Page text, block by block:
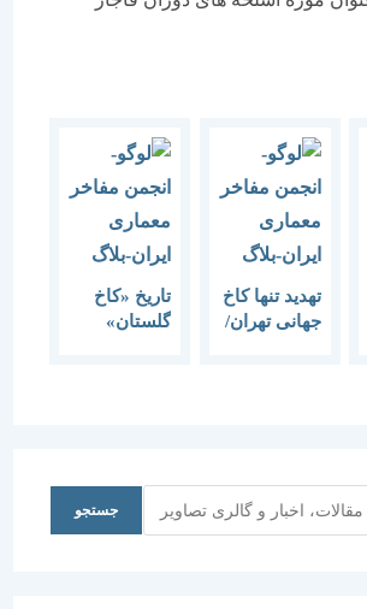
تهدید تنها کاخ
جهانی تهران/
تاریخ «کاخ
گلستان»
جستجو